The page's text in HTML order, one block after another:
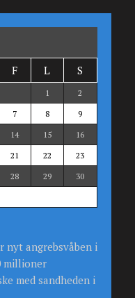
F L S
1
2
7 8
9
14 15
16
21 22
23
28 29
30
angrebsvåben i
millioner
med sandheden i